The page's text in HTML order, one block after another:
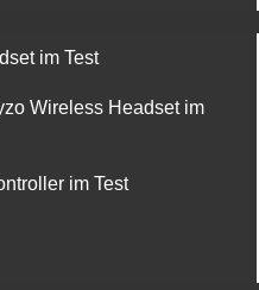
im Test
Wireless Headset im
im Test